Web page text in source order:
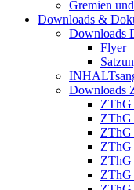
Gremien
Downloads &
Downloads
Flyer
Downloads
ZThG
ZThG
ZThG
ZThG
ZThG
ZThG